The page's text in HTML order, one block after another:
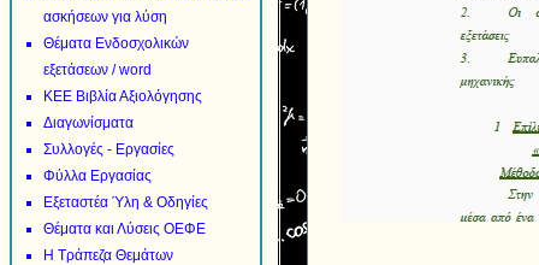
ασκήσεων για λύση
Θέματα Ενδοσχολικών
εξετάσεων / word
ΚΕΕ Βιβλία Αξιολόγησης
Διαγωνίσματα
Συλλογές - Εργασίες
Φύλλα Εργασίας
Εξεταστέα Ύλη & Οδηγίες
Θέματα και Λύσεις ΟΕΦΕ
Η Τράπεζα Θεμάτων